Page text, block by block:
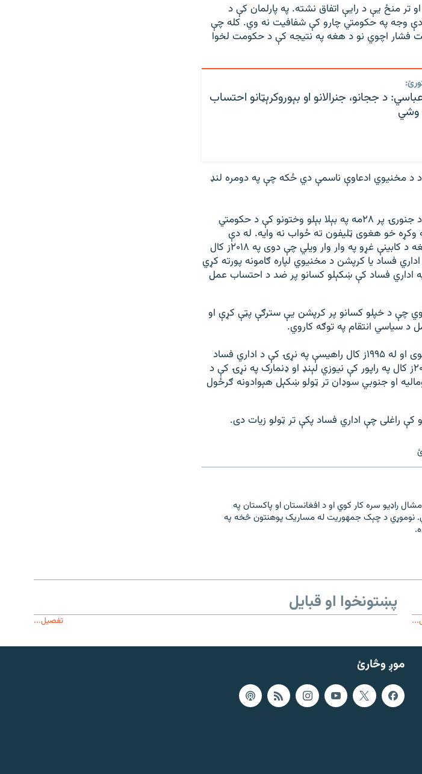
تر منځ يې د رايې اتفاق نشته. په پارلمان کې د
وجه په حکومتي چارو کې شفافيت نه وي. کله چې
فشار اچوي نو د هغه په نتيجه کې د حکومت لخوا
د ججانو، جنرالانو او بېوروکرېټانو احتساب
د مخنيوي ادعاوې ناسمې دي ځکه چې په دومره لنډ
د روڼتيا نړيوال سازمان د اوسني راپور په اړه مو د جنورۍ پر ۲۸مه په بېلا بېلو وختونو کې د حکومتي
وکړه خو هغوی ټليفون ته ځواب نه وايه. له دې
وړاندې د پاکستان وزيراعظم عمران خان او د هغه د کابينې غړو په وار وار ويلي چې دوی په ۲۰۱۸ز کال
فساد يا کرپشن د مخنيوي لپاره ګامونه پورته کړي
اداري فساد کې ښکېلو کسانو پر ضد د احتساب عمل
چې د خپلو کسانو پر کرپشن يې سترګې پټې کړې او
سياسي انتقام په توګه کاروي.
د روڼتيا نړيوال سازمان په ۱۹۹۳ز کال کې جوړ شوی او له ۱۹۹۵ز کال راهيسې په نړۍ کې د اداري فساد
په اړه کلني راپورونه خپروي. د دې سازمان د ۲۰۲۰ز کال په راپور کې نيوزي لېنډ او ډنمارک په نړۍ کې د
او جنوبي سوډان تر ټولو ښکېل هېوادونه ګرځول
کال راهيسې له مشال راډیو سره کار کوي او د افغانستان او پاکستان په
نوموړي د چېک جمهوريت له مساريک پوهنتون څخه په
پښتونخوا او قبایل
تفصیل...
موږ وڅارئ